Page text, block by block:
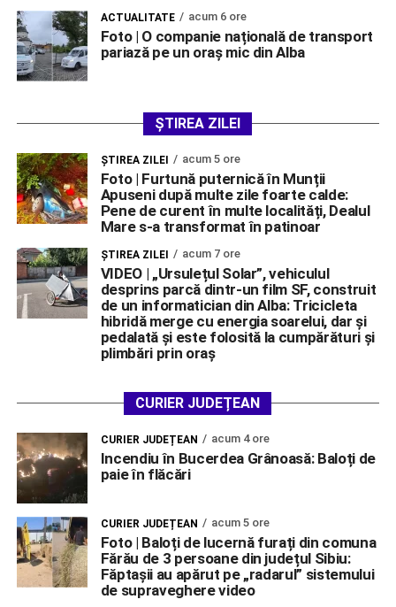
ACTUALITATE acum 6 ore
Foto | O companie națională de transport
pariază pe un oraș mic din Alba
ȘTIREA ZILEI
ŞTIREA ZILEI acum 5 ore
Foto | Furtună puternică în Munții
Apuseni după multe zile foarte calde:
Pene de curent în multe localități, Dealul
Mare s-a transformat în patinoar
ŞTIREA ZILEI acum 7 ore
VIDEO | „Ursulețul Solar”, vehiculul
desprins parcă dintr-un film SF, construit
de un informatician din Alba: Tricicleta
hibridă merge cu energia soarelui, dar și
pedalată și este folosită la cumpărături și
plimbări prin oraș
CURIER JUDEȚEAN
CURIER JUDEȚEAN acum 4 ore
Incendiu în Bucerdea Grânoasă: Baloți de
paie în flăcări
CURIER JUDEȚEAN acum 5 ore
Foto | Baloți de lucernă furați din comuna
Fărău de 3 persoane din județul Sibiu:
Făptașii au apărut pe „radarul” sistemului
de supraveghere video